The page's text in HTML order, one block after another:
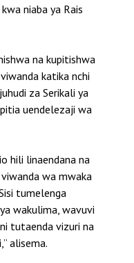
niaba ya Rais
na kupitishwa
katika nchi
za Serikali ya
uendelezaji wa
hili linaendana na
wa mwaka
tumelenga
wakulima, wavuvi
tutaenda vizuri na
alisema.